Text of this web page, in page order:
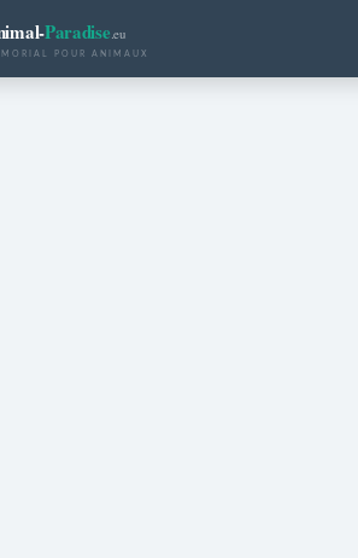
Paradise .eu
POUR ANIMAUX